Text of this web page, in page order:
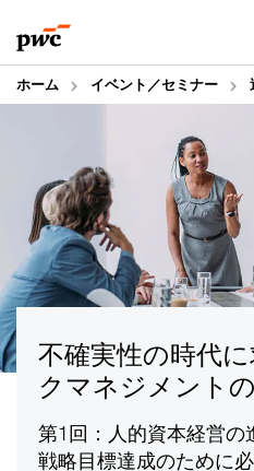
to
content
to
footer
ホーム イベント／セミナー
不確実性の時代
クマネジメント
第1回：人的資本経営
戦略目標達成のために